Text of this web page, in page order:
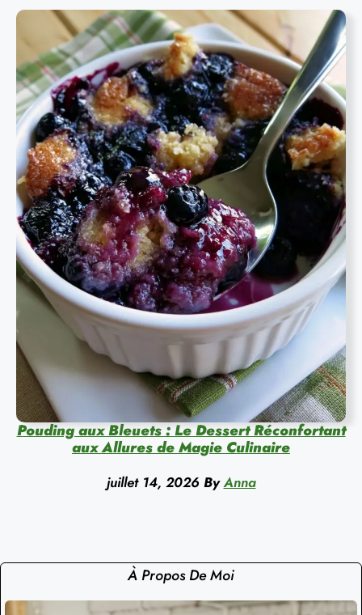
Pouding aux Bleuets : Le Dessert Réconfortant
aux Allures de Magie Culinaire
juillet 14, 2026 By Anna
À Propos De Moi